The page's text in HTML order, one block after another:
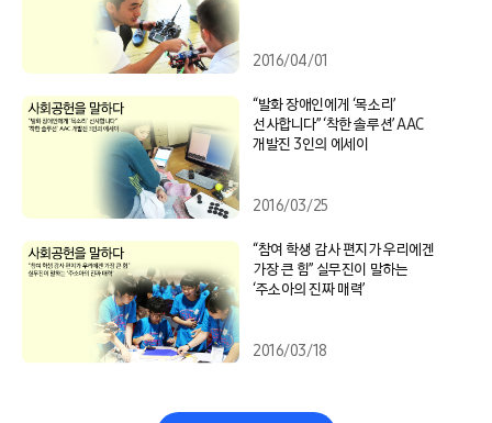
2016/04/01
“발화 장애인에게 ‘목소리’
선사합니다” ‘착한 솔루션’ AAC
개발진 3인의 에세이
2016/03/25
“참여 학생 감사 편지가 우리에겐
가장 큰 힘” 실무진이 말하는
‘주소아의 진짜 매력’
2016/03/18